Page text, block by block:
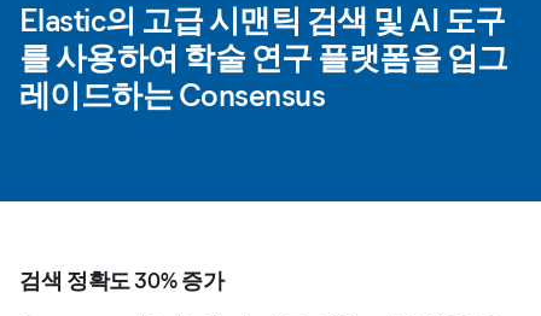
Elastic의 고급 시맨틱 검색 및 AI 도구
를 사용하여 학술 연구 플랫폼을 업그
레이드하는 Consensus
검색 정확도 30% 증가